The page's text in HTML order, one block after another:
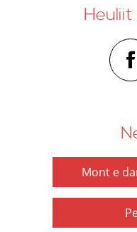
Heuliit
Mont e